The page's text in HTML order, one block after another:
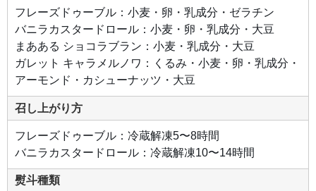
で、
キャ
ラメ
ルを
まと
った
クル
ミ、
ピー
カン
ナッ
ツ、
カシ
ュー
ナッ
ツを
包み
まし
た。
ナッ
フレーズドゥーブル：小麦・卵・乳成分・ゼラチン
バニラカスタードロール：小麦・卵・乳成分・大豆
まあある ショコラブラン：小麦・乳成分・大豆
ガレット キャラメルノワ：くるみ・小麦・卵・乳成分・
アーモンド・カシューナッツ・大豆
召し上がり方
フレーズドゥーブル：冷蔵解凍5〜8時間
バニラカスタードロール：冷蔵解凍10〜14時間
熨斗種類